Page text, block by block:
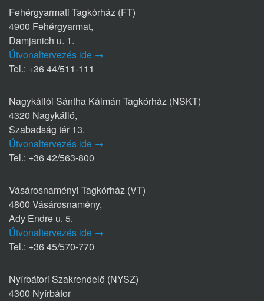
Fehérgyarmati Tagkórház (FT)
4900 Fehérgyarmat,
Damjanich u. 1.
Útvonaltervezés ide →
Tel.: +36 44/511-111
Nagykállói Sántha Kálmán Tagkórház (NSKT)
4320 Nagykálló,
Szabadság tér 13.
Útvonaltervezés ide →
Tel.: +36 42/563-800
Vásárosnaményi Tagkórház (VT)
4800 Vásárosnamény,
Ady Endre u. 5.
Útvonaltervezés ide →
Tel.: +36 45/570-770
Nyírbátori Szakrendelő (NYSZ)
4300 Nyírbátor